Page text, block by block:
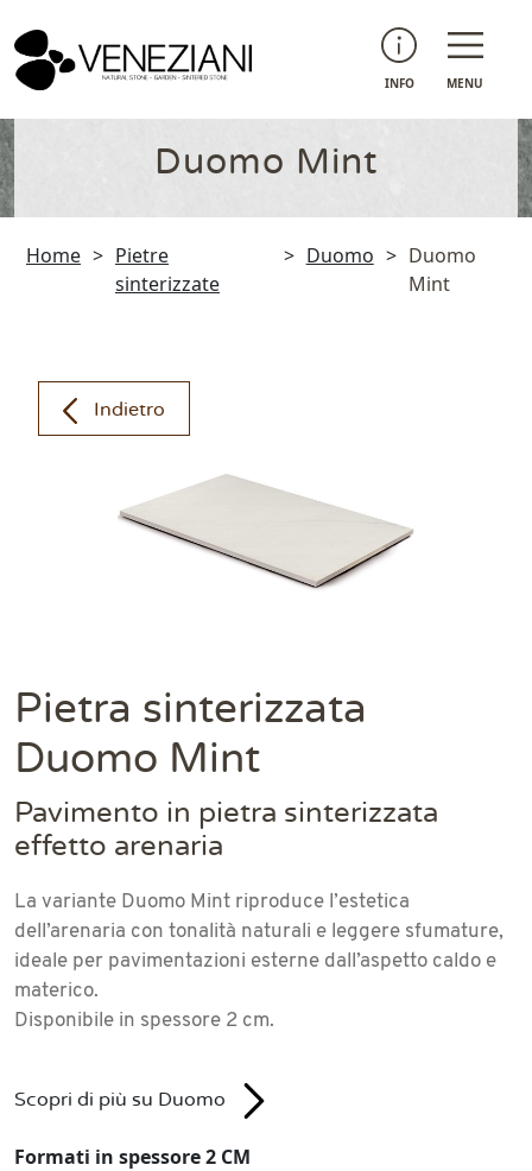
INFO MENU
Duomo Mint
Home > Pietre
sinterizzate
> Duomo > Duomo
Mint
Indietro
Pietra sinterizzata
Duomo Mint
Pavimento in pietra sinterizzata
effetto arenaria
La variante Duomo Mint riproduce l’estetica
dell’arenaria con tonalità naturali e leggere sfumature,
ideale per pavimentazioni esterne dall’aspetto caldo e
materico.
Disponibile in spessore 2 cm.
Scopri di più su Duomo
Formati in spessore 2 CM